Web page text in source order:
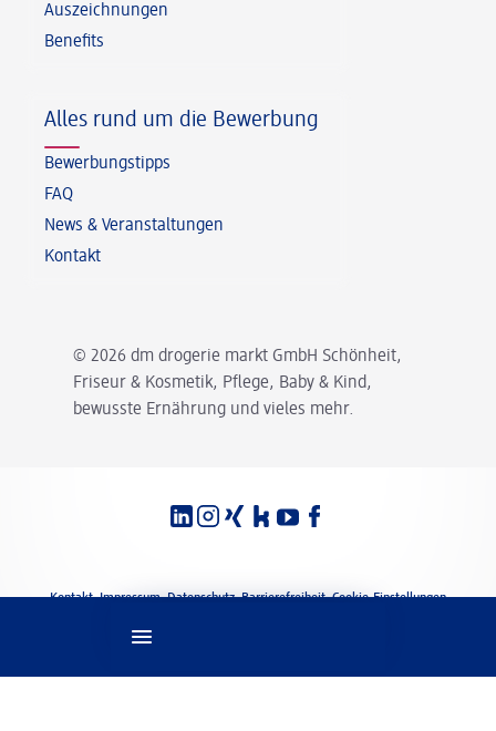
© 2026 dm drogerie markt GmbH Schönheit,
Friseur & Kosmetik, Pflege, Baby & Kind,
bewusste Ernährung und vieles mehr.
Auszeichnungen
Benefits
Alles rund um die Bewerbung
Bewerbungstipps
FAQ
News & Veranstaltungen
Kontakt
Rechtliches
Kontakt Impressum Datenschutz Barrierefreiheit Cookie-Einstellungen